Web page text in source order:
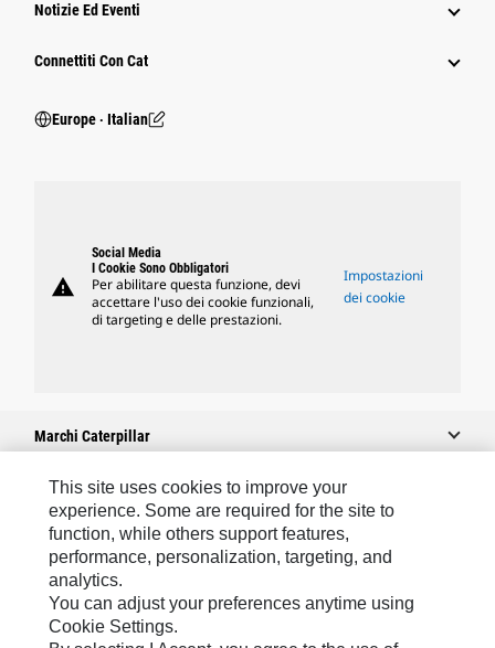
Notizie Ed Eventi
Connettiti Con Cat
Europe ‧ Italian
warning
Social Media
I Cookie Sono Obbligatori
Per abilitare questa funzione, devi
accettare l'uso dei cookie funzionali,
di targeting e delle prestazioni.
Impostazioni
dei cookie
Marchi Caterpillar
Caterpillar.com
Contattate Caterpillar
Le Mie Preferenze Di Marketing
Mappa Del Sito
This site uses cookies to improve your
experience. Some are required for the site to
function, while others support features,
performance, personalization, targeting, and
analytics.
You can adjust your preferences anytime using
Cookie Settings.